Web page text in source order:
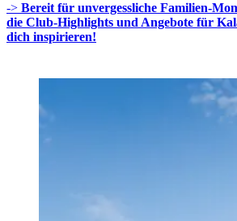
-> Bereit für unvergessliche Familien-
die Club-Highlights und Angebote für
dich inspirieren!